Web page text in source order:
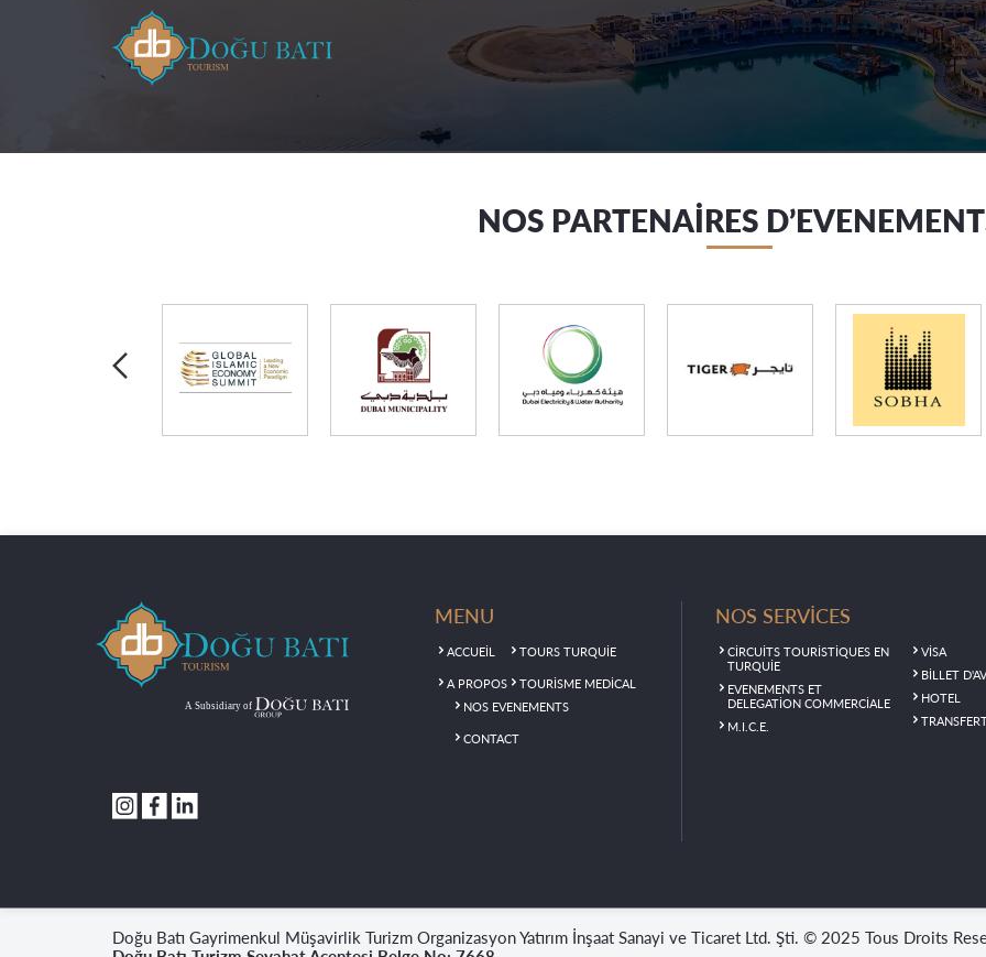
NOS PARTENAİRES
MENU
ACCUEİL
A PROPOS
TOURS TURQUİE
TOURİSME MEDİCAL
NOS EVENEMENTS
CONTACT
NOS SERVİCES
CİRCUİTS TOURİSTİQUES EN
TURQUİE
EVENEMENTS ET
DELEGATİON COMMERCİALE
M.I.C.E.
VİSA
BİLLET
HOTEL
Doğu Batı Gayrimenkul Müşavirlik Turizm Organizasyon Yatırım İnşaat Sanayi ve Ticaret Ltd. Şti. © 2025 Tous Droits